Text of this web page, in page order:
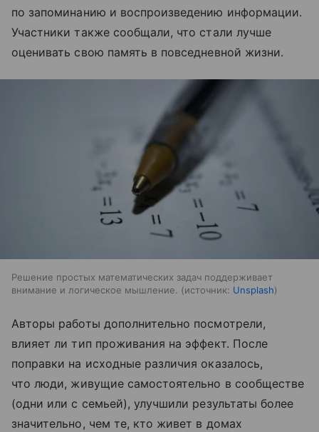
по запоминанию и воспроизведению информации.
Участники также сообщали, что стали лучше
оценивать свою память в повседневной жизни.
Решение простых математических задач поддерживает
внимание и логическое мышление.
источник: Unsplash
Авторы работы дополнительно посмотрели,
влияет ли тип проживания на эффект. После
поправки на исходные различия оказалось,
что люди, живущие самостоятельно в сообществе
(одни или с семьей), улучшили результаты более
значительно, чем те, кто живет в домах